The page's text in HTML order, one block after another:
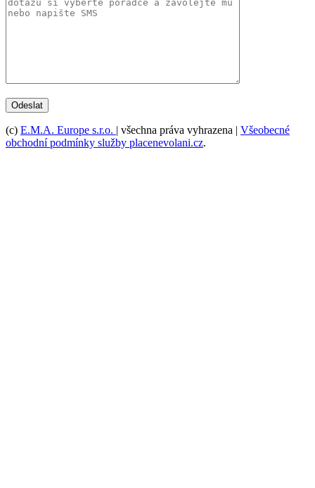
(c) E.M.A. Europe s.r.o. | všechna práva vyhrazena | Všeobecné
obchodní podmínky služby placenevolani.cz.